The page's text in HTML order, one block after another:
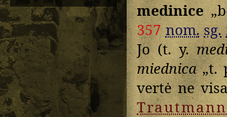
medinice
357 nom. sg.
Jo (t. y.
miednica„t.
vertė ne
Trautmann